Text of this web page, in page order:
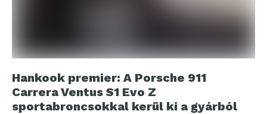
Hankook premier: A Porsche 911
Carrera Ventus S1 Evo Z
sportabroncsokkal kerül ki a gyárból